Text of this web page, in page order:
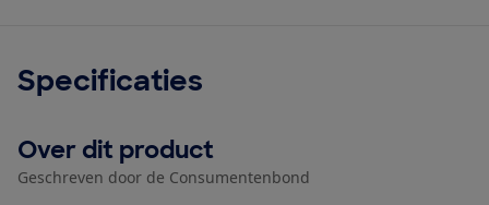
Specificaties
Over dit product
Geschreven door de Consumentenbond